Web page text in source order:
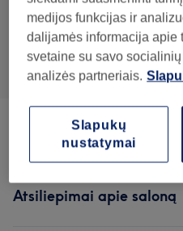
Visos paslaugos
(20)
Atsiliepimai apie saloną
medijos funkcijas ir
dalijamės informacija apie
svetaine su savo
analizės partneriais.
Slapukų
nustatymai